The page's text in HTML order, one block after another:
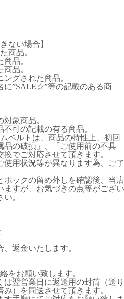
ない場合】
商品。
品。
品。
ングされた商品。
に”SALE☆”等の記載のある商
対象商品。
不可の記載の有る商品。
ベルトは、商品の特性上、初回
品の破損」、「ご使用前の不具
でご対応させて頂きます。
使用状況等が異なります為、ご了
ックの留め外しを確認後、当店
ますが、お気づきの点等がござい
。
返金いたします。
をお願い致します。
は翌営業日に返送用の封筒（送り
）を同送させて頂きます。